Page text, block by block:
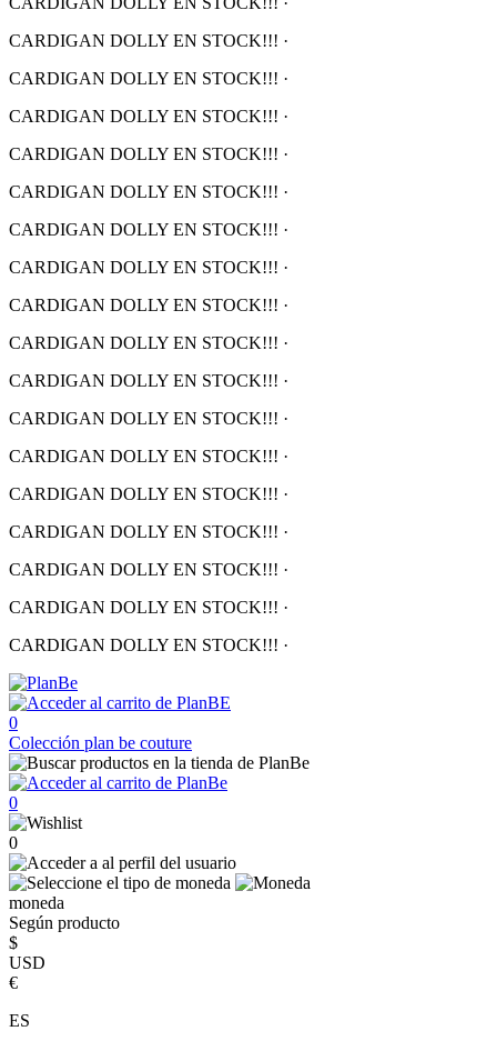
CARDIGAN DOLLY EN STOCK!!! ·
CARDIGAN DOLLY EN STOCK!!! ·
CARDIGAN DOLLY EN STOCK!!! ·
CARDIGAN DOLLY EN STOCK!!! ·
CARDIGAN DOLLY EN STOCK!!! ·
CARDIGAN DOLLY EN STOCK!!! ·
CARDIGAN DOLLY EN STOCK!!! ·
CARDIGAN DOLLY EN STOCK!!! ·
CARDIGAN DOLLY EN STOCK!!! ·
CARDIGAN DOLLY EN STOCK!!! ·
CARDIGAN DOLLY EN STOCK!!! ·
CARDIGAN DOLLY EN STOCK!!! ·
CARDIGAN DOLLY EN STOCK!!! ·
CARDIGAN DOLLY EN STOCK!!! ·
CARDIGAN DOLLY EN STOCK!!! ·
CARDIGAN DOLLY EN STOCK!!! ·
CARDIGAN DOLLY EN STOCK!!! ·
0
Colección plan be couture
0
0
moneda
Según producto
$
USD
€
ES